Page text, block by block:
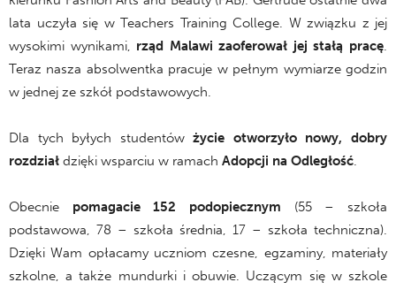
lata uczyła się w Teachers Training College. W związku z jej
wysokimi wynikami, rząd Malawi zaoferował jej stałą pracę.
Teraz nasza absolwentka pracuje w pełnym wymiarze godzin
w jednej ze szkół podstawowych.
Dla tych byłych studentówżycie otworzyło nowy, dobry
rozdział dzięki wsparciu w ramach Adopcji na Odległość.
Obecnie pomagacie 152 podopiecznym (55 – szkoła
podstawowa, 78 – szkoła średnia, 17 – szkoła techniczna).
Dzięki Wam opłacamy uczniom czesne, egzaminy, materiały
szkolne, a także mundurki i obuwie. Uczącym się w szkole